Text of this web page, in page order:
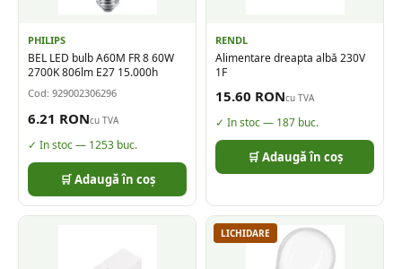
PHILIPS
BEL LED bulb A60M FR 8 60W
2700K 806lm E27 15.000h
Cod: 929002306296
6.21 RONcu TVA
✓ In stoc — 1253 buc.
🛒 Adaugă în coș
RENDL
Alimentare dreapta albă 230V
1F
15.60 RONcu TVA
✓ In stoc — 187 buc.
🛒 Adaugă în coș
LICHIDARE